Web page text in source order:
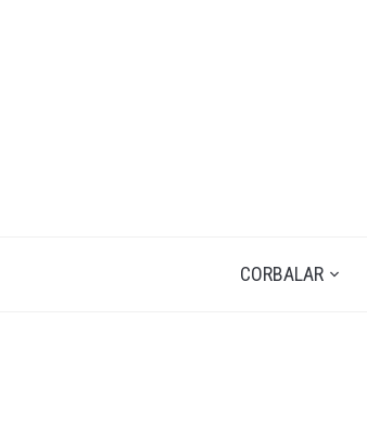
CORBALAR